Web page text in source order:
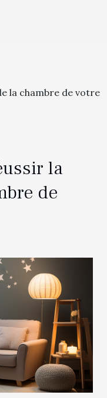
la chambre de votre
la
de